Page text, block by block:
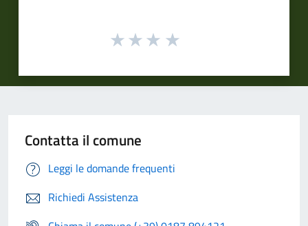
Contatta il comune
Leggi le domande frequenti
Richiedi Assistenza